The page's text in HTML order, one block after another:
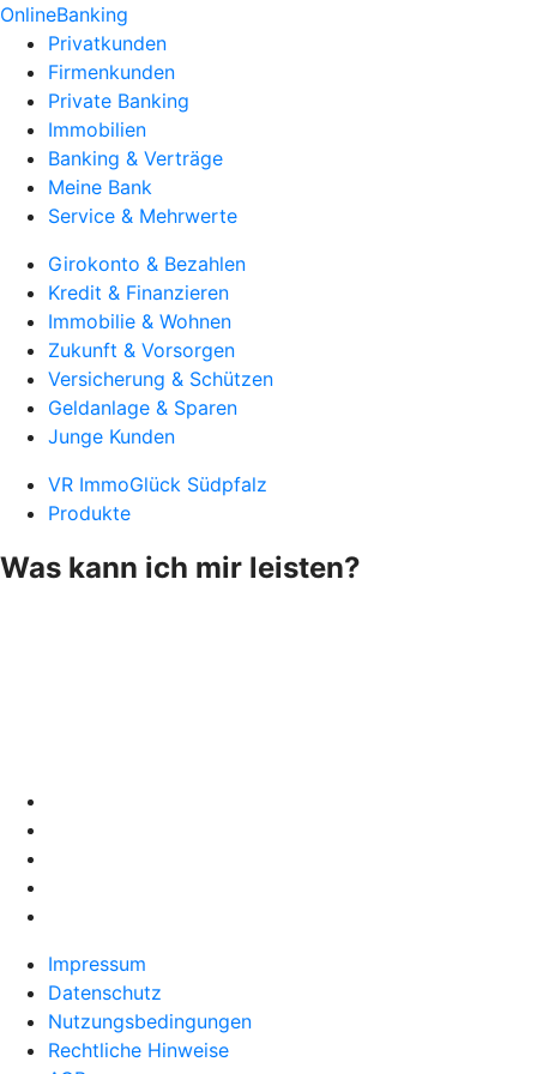
OnlineBanking
Privatkunden
Firmenkunden
Private Banking
Immobilien
Banking & Verträge
Meine Bank
Service & Mehrwerte
Girokonto & Bezahlen
Kredit & Finanzieren
Immobilie & Wohnen
Zukunft & Vorsorgen
Versicherung & Schützen
Geldanlage & Sparen
Junge Kunden
VR ImmoGlück Südpfalz
Produkte
Was kann ich mir leisten?
Impressum
Datenschutz
Nutzungsbedingungen
Rechtliche Hinweise